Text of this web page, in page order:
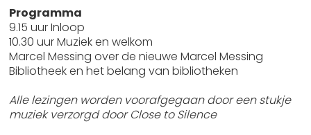
Programma
9.15 uur Inloop
10.30 uur Muziek en welkom
Marcel Messing over de nieuwe Marcel Messing
Bibliotheek en het belang van bibliotheken
Alle lezingen worden voorafgegaan door een stukje
muziek verzorgd door Close to Silence